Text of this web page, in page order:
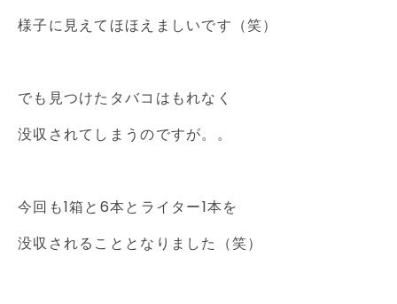
様子に見えてほほえましいです（笑）
でも見つけたタバコはもれなく
没収されてしまうのですが。。
今回も1箱と6本とライター1本を
没収されることとなりました（笑）